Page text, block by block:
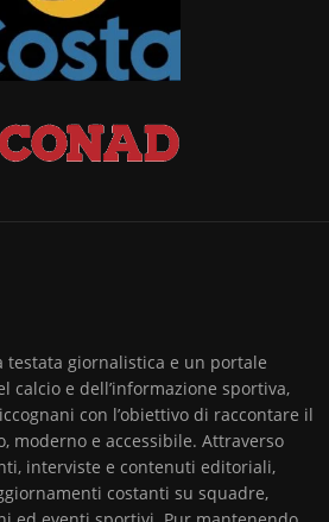
testata giornalistica e un portale
calcio e dell’informazione sportiva,
con l’obiettivo di raccontare il
moderno e accessibile. Attraverso
interviste e contenuti editoriali,
costanti su squadre,